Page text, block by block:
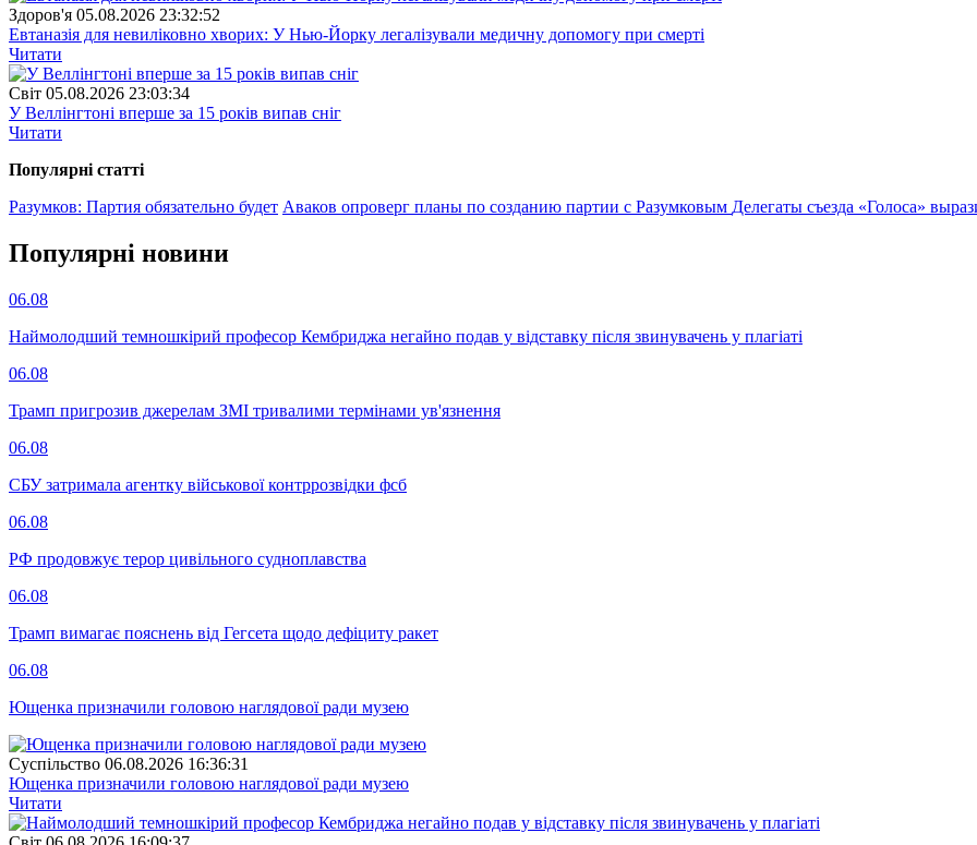
Здоров'я 05.08.2026 23:32:52
Евтаназія для невиліковно хворих: У Нью-Йорку легалізували медичну допомогу при смерті
Читати
Свiт 05.08.2026 23:03:34
У Веллінгтоні вперше за 15 років випав сніг
Читати
Популярнi статтi
Разумков: Партия обязательно будет Аваков опроверг планы по созданию партии с Разумковым Делегаты съезда «Голоса»
Популярнi новини
06.08
Наймолодший темношкірий професор Кембриджа негайно подав у відставку після звинувачень у плагіаті
06.08
Трамп пригрозив джерелам ЗМІ тривалими термінами ув'язнення
06.08
СБУ затримала агентку військової контррозвідки фсб
06.08
РФ продовжує терор цивільного судноплавства
06.08
Трамп вимагає пояснень від Гегсета щодо дефіциту ракет
06.08
Ющенка призначили головою наглядової ради музею
Суспiльство 06.08.2026 16:36:31
Ющенка призначили головою наглядової ради музею
Читати